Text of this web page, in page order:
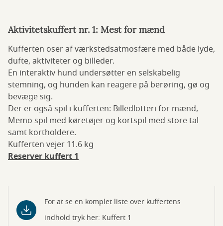
Aktivitetskuffert nr. 1: Mest for mænd
Kufferten oser af værkstedsatmosfære med både lyde,
dufte, aktiviteter og billeder.
En interaktiv hund undersøtter en selskabelig
stemning, og hunden kan reagere på berøring, gø og
bevæge sig.
Der er også spil i kufferten: Billedlotteri for mænd,
Memo spil med køretøjer og kortspil med store tal
samt kortholdere.
Kufferten vejer 11.6 kg
Reserver kuffert 1
For at se en komplet liste over kuffertens
indhold tryk her: Kuffert 1